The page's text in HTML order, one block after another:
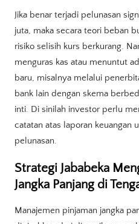
Jika benar terjadi pelunasan
juta, maka secara teori beban
risiko selisih kurs berkurang.
menguras kas atau menuntut
baru, misalnya melalui
bank lain dengan skema
inti. Di sinilah investor perlu
catatan atas laporan keuangan
pelunasan.
Strategi Jababeka
Jangka Panjang di
Manajemen pinjaman jangka